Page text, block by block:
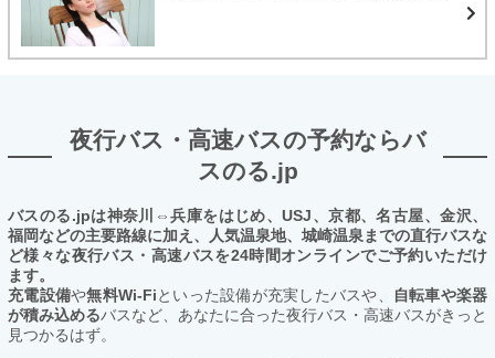
夜行バス・高速バスの予約ならバ
スのる.jp
バスのる.jpは神奈川⇔兵庫をはじめ、USJ、京都、名古屋、金沢、
福岡などの主要路線に加え、人気温泉地、城崎温泉までの直行バスな
ど様々な夜行バス・高速バスを24時間オンラインでご予約いただけ
ます。
充電設備や無料Wi-Fiといった設備が充実したバスや、
自転車や楽器
が積み込めるバスなど、あなたに合った夜行バス・高速バスがきっと
見つかるはず。